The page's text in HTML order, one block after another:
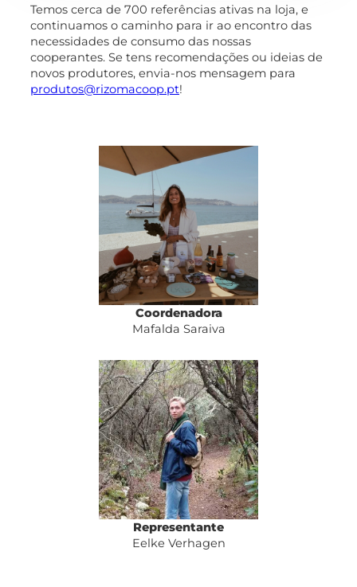
Temos cerca de 700 referências ativas na loja, e
continuamos o caminho para ir ao encontro das
necessidades de consumo das nossas
cooperantes. Se tens recomendações ou ideias de
novos produtores, envia-nos mensagem para
produtos@rizomacoop.pt!
Coordenadora
Mafalda Saraiva
Representante
Eelke Verhagen